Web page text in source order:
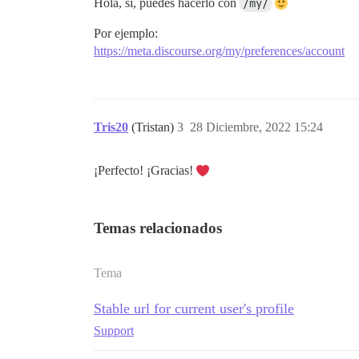
Hola, sí, puedes hacerlo con /my/
Por ejemplo:
https://meta.discourse.org/my/preferences/account
Tris20 (Tristan) 28 Diciembre, 2022 15:24
3
¡Perfecto! ¡Gracias!
Temas relacionados
Tema
Stable url for current user's profile
Support